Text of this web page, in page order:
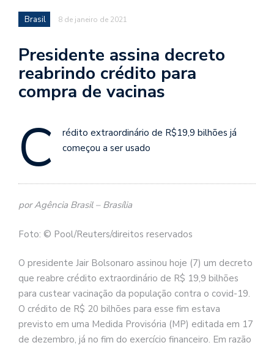
Brasil 8 de janeiro de 2021
Presidente assina decreto
reabrindo crédito para
compra de vacinas
C
rédito extraordinário de R$19,9 bilhões já
começou a ser usado
por Agência Brasil – Brasília
Foto: © Pool/Reuters/direitos reservados
O presidente Jair Bolsonaro assinou hoje (7) um decreto
que reabre crédito extraordinário de R$ 19,9 bilhões
para custear vacinação da população contra o covid-19.
O crédito de R$ 20 bilhões para esse fim estava
previsto em uma Medida Provisória (MP) editada em 17
de dezembro, já no fim do exercício financeiro. Em razão